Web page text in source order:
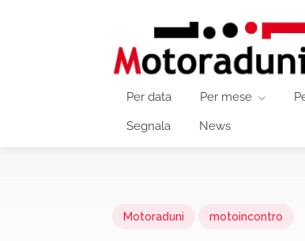
Per data Per mese
Segnala News
Motoraduni motoincontro